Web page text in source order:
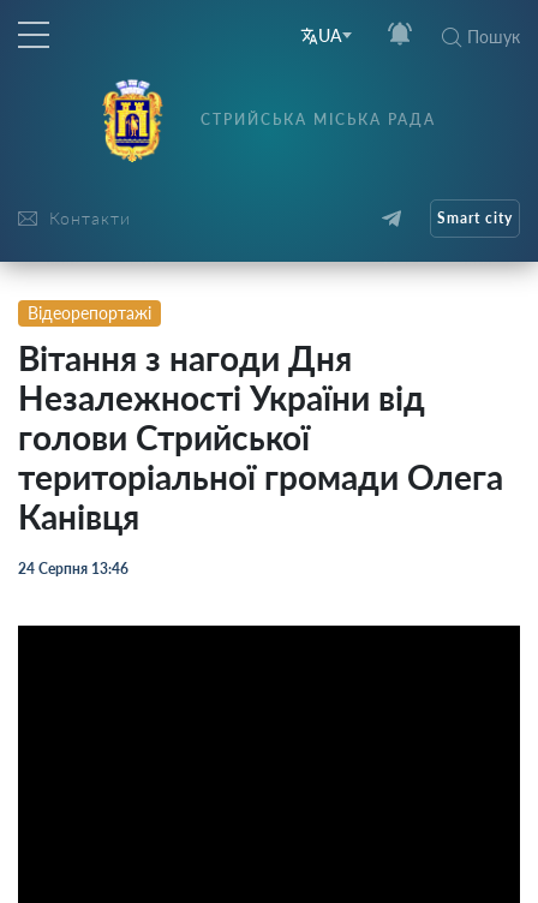
UA Пошук
Контакти
СТРИЙСЬКА МІСЬКА РАДА
Smart city
Відеорепортажі
Вітання з нагоди Дня
Незалежності України від
голови Стрийської
територіальної громади Олега
Канівця
24 Серпня 13:46